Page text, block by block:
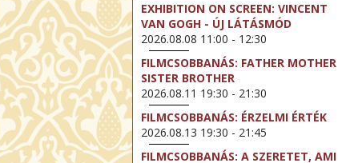
EXHIBITION ON SCREEN: VINCENT
VAN GOGH - ÚJ LÁTÁSMÓD
2026.08.08 11:00 - 12:30
FILMCSOBBANÁS: FATHER MOTHER
SISTER BROTHER
2026.08.11 19:30 - 21:30
FILMCSOBBANÁS: ÉRZELMI ÉRTÉK
2026.08.13 19:30 - 21:45
FILMCSOBBANÁS: A SZERETET, AMI